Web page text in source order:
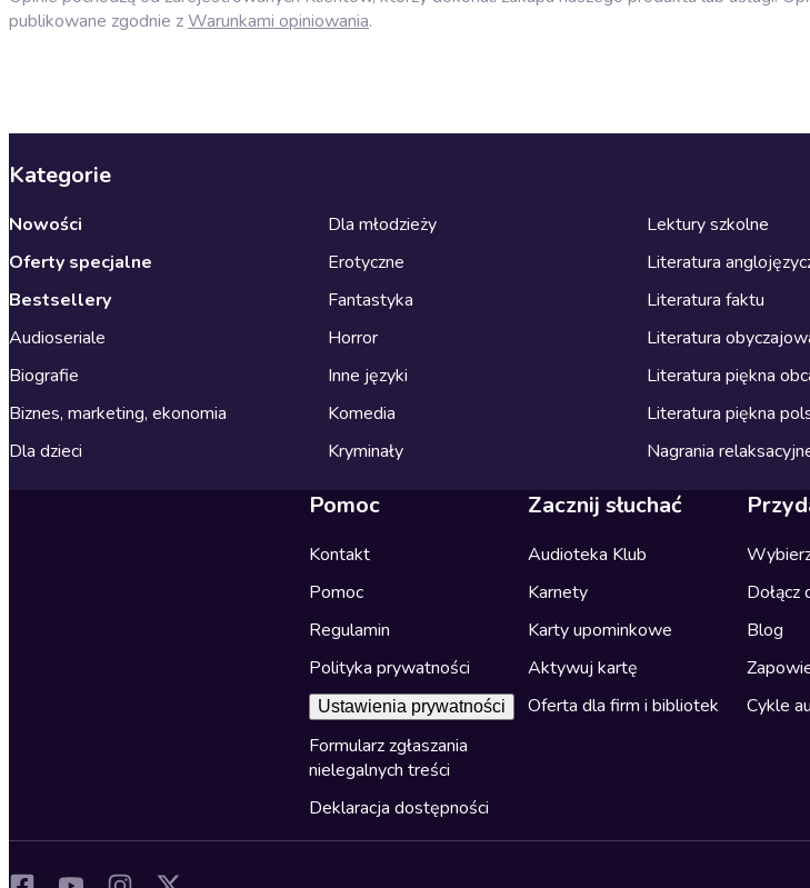
publikowane zgodnie zWarunkami opiniowania.
Kategorie
Nowości
Oferty specjalne
Bestsellery
Audioseriale
Biografie
Biznes, marketing, ekonomia
Dla dzieci
Dla młodzieży
Erotyczne
Fantastyka
Horror
Inne języki
Komedia
Kryminały
Lektury szkolne
Literatura
Literatura faktu
Literatura
Literatura piękna
Literatura piękna
Nagrania
Pomoc
Kontakt
Pomoc
Regulamin
Polityka prywatności
Ustawienia prywatności
Formularz zgłaszania
nielegalnych treści
Deklaracja dostępności
Zacznij słuchać
Audioteka Klub
Karnety
Karty upominkowe
Aktywuj kartę
Oferta dla firm i bibliotek
Blog
Cykle